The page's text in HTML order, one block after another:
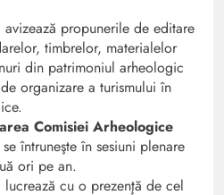
propunerile de editare
timbrelor, materialelor
din patrimoniul arheologic
organizare a turismului în
Comisiei Arheologice
întruneşte în sesiuni plenare
ori pe an.
cu o prezenţă de cel